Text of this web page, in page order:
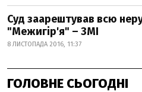
Суд заарештував всю
"Межигір'я" – ЗМІ
8 ЛИСТОПАДА 2016, 11:37
ГОЛОВНЕ СЬОГОДНІ